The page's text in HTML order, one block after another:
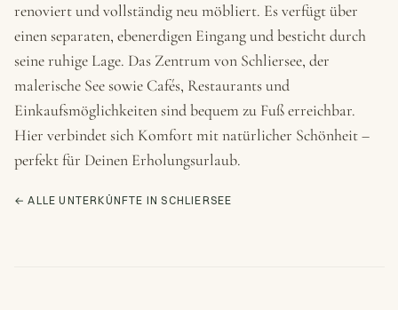
renoviert und vollständig neu möbliert. Es verfügt über
einen separaten, ebenerdigen Eingang und besticht durch
seine ruhige Lage. Das Zentrum von Schliersee, der
malerische See sowie Cafés, Restaurants und
Einkaufsmöglichkeiten sind bequem zu Fuß erreichbar.
Hier verbindet sich Komfort mit natürlicher Schönheit –
perfekt für Deinen Erholungsurlaub.
← ALLE UNTERKÜNFTE IN SCHLIERSEE